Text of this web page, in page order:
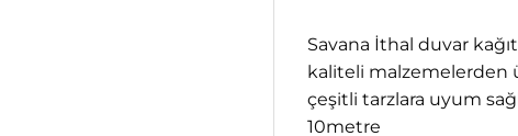
Savana İthal duvar
kaliteli malzemelerden
çeşitli tarzlara uyum
10metre